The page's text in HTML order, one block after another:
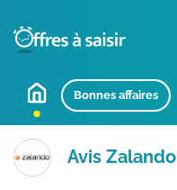
Bonnes affaires
Avis Zalando